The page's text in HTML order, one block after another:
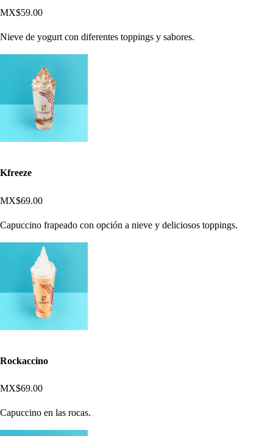
MX$59.00
Nieve de yogurt con diferentes toppings y sabores.
Kfreeze
MX$69.00
Capuccino frapeado con opción a nieve y deliciosos toppings.
Rockaccino
MX$69.00
Capuccino en las rocas.